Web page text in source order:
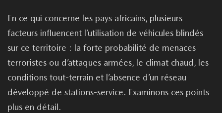
En ce qui concerne les pays africains, plusieurs
facteurs influencent l’utilisation de véhicules blindés
sur ce territoire : la forte probabilité de menaces
terroristes ou d’attaques armées, le climat chaud, les
conditions tout-terrain et l’absence d’un réseau
développé de stations-service. Examinons ces points
plus en détail.